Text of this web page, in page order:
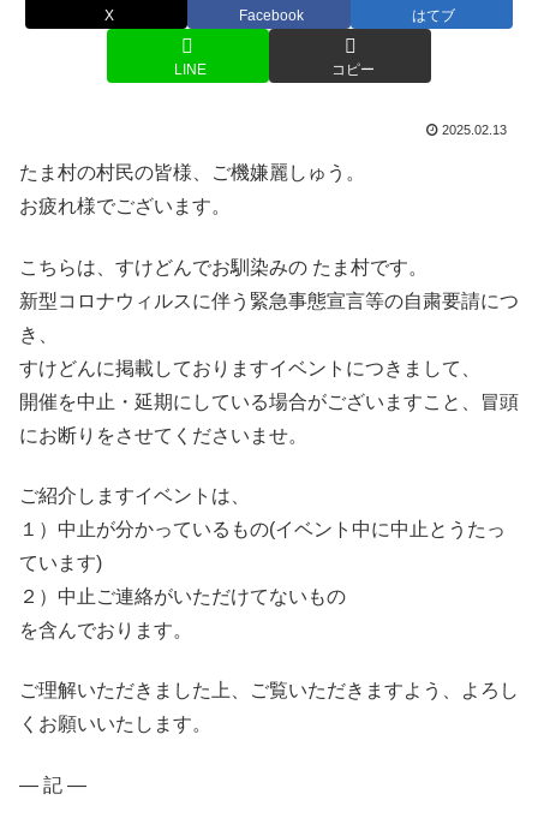
X Facebook はてブ
LINE コピー
2025.02.13
たま村の村民の皆様、ご機嫌麗しゅう。
お疲れ様でございます。
こちらは、すけどんでお馴染みの たま村です。
新型コロナウィルスに伴う緊急事態宣言等の自粛要請につ
き、
すけどんに掲載しておりますイベントにつきまして、
開催を中止・延期にしている場合がございますこと、冒頭
にお断りをさせてくださいませ。
ご紹介しますイベントは、
１）中止が分かっているもの(イベント中に中止とうたっ
ています)
２）中止ご連絡がいただけてないもの
を含んでおります。
ご理解いただきました上、ご覧いただきますよう、よろし
くお願いいたします。
― 記 ―